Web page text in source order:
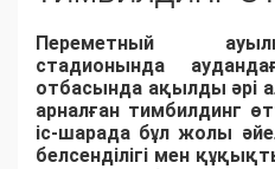
Переметный
стадионында
отбасында ақылды әрі
арналған тимбилдинг
іс-шарада бұл жолы
белсенділігі мен